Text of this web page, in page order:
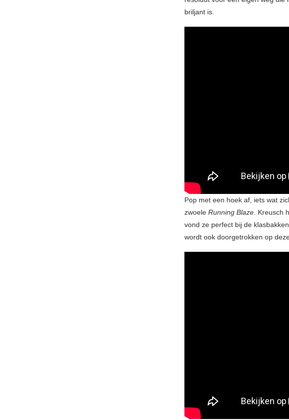
briljant is.
Pop met een hoek af, iets wat
zwoele Running Blaze . Kreusch
vond ze perfect bij de
wordt ook doorgetrokken op